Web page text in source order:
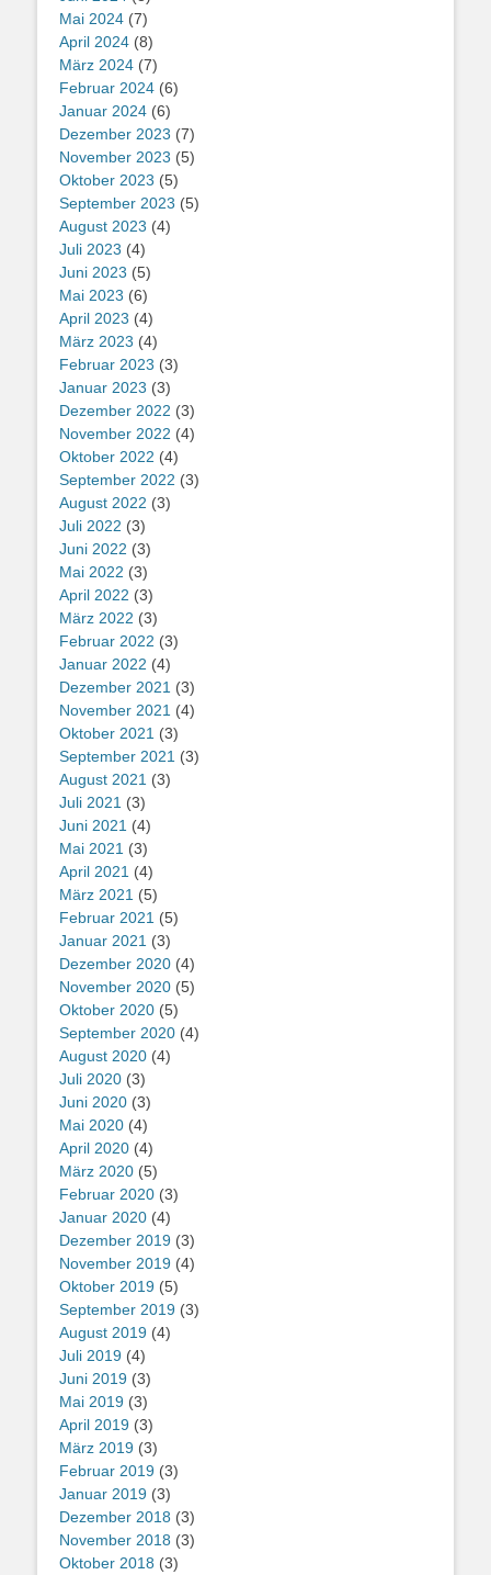
Mai 2024 (7)
April 2024 (8)
März 2024 (7)
Februar 2024 (6)
Januar 2024 (6)
Dezember 2023 (7)
November 2023 (5)
Oktober 2023 (5)
September 2023 (5)
August 2023 (4)
Juli 2023 (4)
Juni 2023 (5)
Mai 2023 (6)
April 2023 (4)
März 2023 (4)
Februar 2023 (3)
Januar 2023 (3)
Dezember 2022 (3)
November 2022 (4)
Oktober 2022 (4)
September 2022 (3)
August 2022 (3)
Juli 2022 (3)
Juni 2022 (3)
Mai 2022 (3)
April 2022 (3)
März 2022 (3)
Februar 2022 (3)
Januar 2022 (4)
Dezember 2021 (3)
November 2021 (4)
Oktober 2021 (3)
September 2021 (3)
August 2021 (3)
Juli 2021 (3)
Juni 2021 (4)
Mai 2021 (3)
April 2021 (4)
März 2021 (5)
Februar 2021 (5)
Januar 2021 (3)
Dezember 2020 (4)
November 2020 (5)
Oktober 2020 (5)
September 2020 (4)
August 2020 (4)
Juli 2020 (3)
Juni 2020 (3)
Mai 2020 (4)
April 2020 (4)
März 2020 (5)
Februar 2020 (3)
Januar 2020 (4)
Dezember 2019 (3)
November 2019 (4)
Oktober 2019 (5)
September 2019 (3)
August 2019 (4)
Juli 2019 (4)
Juni 2019 (3)
Mai 2019 (3)
April 2019 (3)
März 2019 (3)
Februar 2019 (3)
Januar 2019 (3)
Dezember 2018 (3)
November 2018 (3)
Oktober 2018 (3)